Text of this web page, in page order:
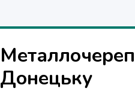
Донецьку